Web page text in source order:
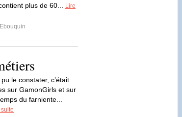
plus de 60...
Lire
Ebouquin
le constater, c’était
sur GamonGirls et sur
du farniente...